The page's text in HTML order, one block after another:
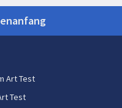
Art Test
Test